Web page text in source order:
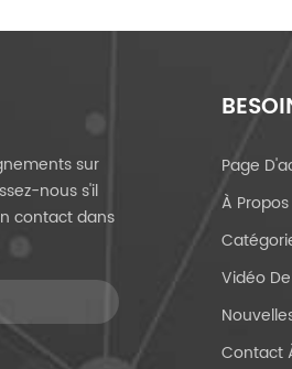
sur
nous s'il
contact dans
Page
À
Vidéo
Contact